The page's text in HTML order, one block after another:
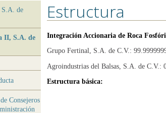
S.A. de
II, S.A. de
Consejeros
Estructura
Integración Accionaria de Roca
Grupo Fertinal, S.A. de C.V.:
Agroindustrias del Balsas, S.A. de C.V.:
Estructura básica: